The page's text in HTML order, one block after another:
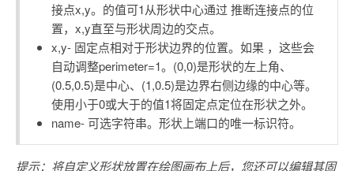
接点x,y。的值可1从形状中心通过 推断连接点的位
置，x,y直至与形状周边的交点。
x,y- 固定点相对于形状边界的位置。如果 ，这些会
自动调整perimeter=1。(0,0)是形状的左上角、
(0.5,0.5)是中心、(1,0.5)是边界右侧边缘的中心等。
使用小于0或大于的值1将固定点定位在形状之外。
name- 可选字符串。形状上端口的唯一标识符。
提示：将自定义形状放置在绘图画布上后，您还可以编辑其固